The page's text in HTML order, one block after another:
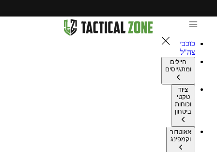
כוכבי
צה"ל
חיילים
ומתגייסים
ציוד
טקטי
וכוחות
ביטחון
אאוטדור
וקמפינג